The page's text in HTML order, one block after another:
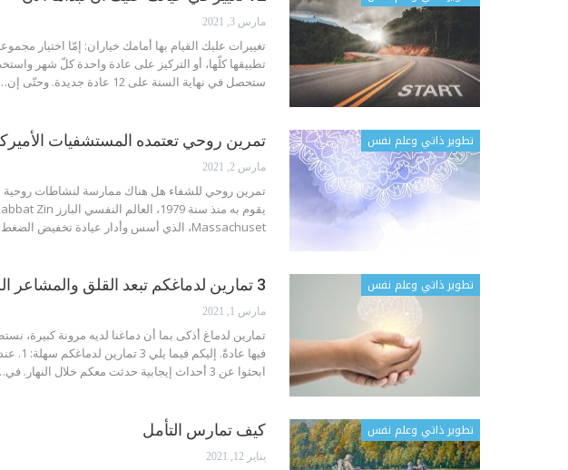
مارس 3, 2021
تغييرات عليك القيام بها أمامك خياران: إمّا اختيار
تطبيقها كلّها، أو التركيز على عادة واحدة كلّ شهر
ستحصل في نهاية السنة على 12 عادة جديدة. وحتّى إن…
تطوير ذاتي وعلم نفس تمرين روحي تعتمده المستشفيات
مارس 2, 2021
تمرين روحي للشفاء هل هناك ممارسة لنشاطات
Massachuset، الذي أسس وأدار عيادة تخفيض الضغط النفسي. لمعالجة مرضاه المصابين…
تطوير ذاتي وعلم نفس 3 تمارين لدماغكم تبعد القلق والمشاعر السلبية
مارس 1, 2021
تمارين لدماغ أذكى بما أن دماغنا لديه مرونة كبيرة،
فيها
ابحثوا عن 3 أحداث إيجابية حدثت معكم خلال النهار. في…
تطوير ذاتي وعلم نفس كيف تمارس التأمل
يناير 12, 2021